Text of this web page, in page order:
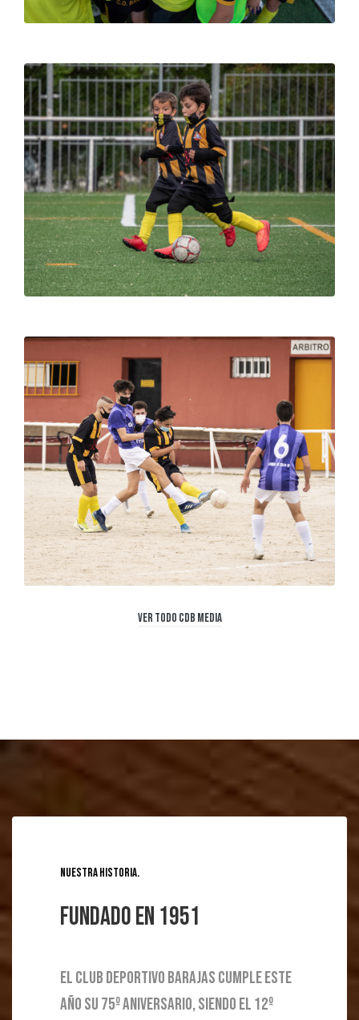
Ver todo CDB Media
Nuestra historia
Fundado en 1951
El Club Deportivo Barajas cumple este
año su 75º Aniversario, siendo el 12º